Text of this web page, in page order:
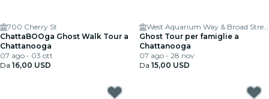
700 Cherry St
ChattaBOOga Ghost Walk Tour a
Chattanooga
07 ago - 03 ott
Da 16,00 USD
West Aquarium Way & Broad Street
Ghost Tour per famiglie a
Chattanooga
07 ago - 28 nov
Da 15,00 USD